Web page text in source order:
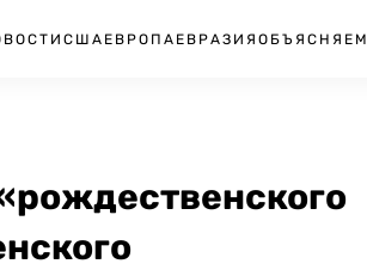
США ЕВРОПА ЕВРАЗИЯ ОБЪЯСНЯЕМ